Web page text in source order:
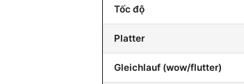
Tốc độ
Platter
Gleichlauf (wow/flutter)